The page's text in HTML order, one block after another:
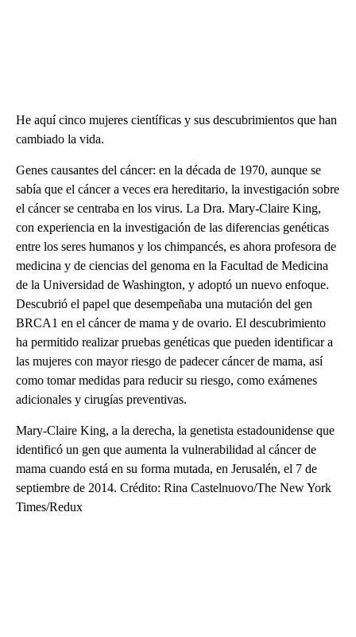
He aquí cinco mujeres científicas y sus descubrimientos que han
cambiado la vida.
Genes causantes del cáncer: en la década de 1970, aunque se
sabía que el cáncer a veces era hereditario, la investigación sobre
el cáncer se centraba en los virus. La Dra. Mary-Claire King,
con experiencia en la investigación de las diferencias genéticas
entre los seres humanos y los chimpancés, es ahora profesora de
medicina y de ciencias del genoma en la Facultad de Medicina
de la Universidad de Washington, y adoptó un nuevo enfoque.
Descubrió el papel que desempeñaba una mutación del gen
BRCA1 en el cáncer de mama y de ovario. El descubrimiento
ha permitido realizar pruebas genéticas que pueden identificar a
las mujeres con mayor riesgo de padecer cáncer de mama, así
como tomar medidas para reducir su riesgo, como exámenes
adicionales y cirugías preventivas.
Mary-Claire King, a la derecha, la genetista estadounidense que
identificó un gen que aumenta la vulnerabilidad al cáncer de
mama cuando está en su forma mutada, en Jerusalén, el 7 de
septiembre de 2014. Crédito: Rina Castelnuovo/The New York
Times/Redux